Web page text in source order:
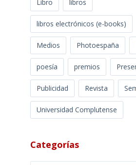
Libro libros
libros electrónicos (e-books)
Medios Photoespaña
poesía premios
Publicidad Revista
Universidad Complutense
Categorías